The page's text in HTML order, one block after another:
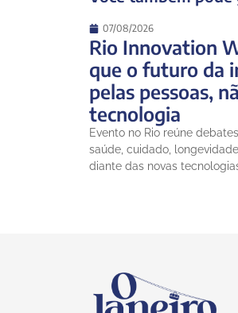
07/08/2026
Rio Innovation
que o futuro da
pelas pessoas,
tecnologia
Evento no Rio reúne
saúde, cuidado,
diante das novas